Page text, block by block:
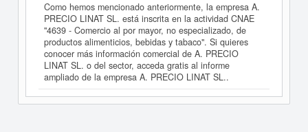
Como hemos mencionado anteriormente, la empresa A.
PRECIO LINAT SL. está inscrita en la actividad CNAE
"4639 - Comercio al por mayor, no especializado, de
productos alimenticios, bebidas y tabaco". Si quieres
conocer más información comercial de A. PRECIO
LINAT SL. o del sector, acceda gratis al informe
ampliado de la empresa A. PRECIO LINAT SL..